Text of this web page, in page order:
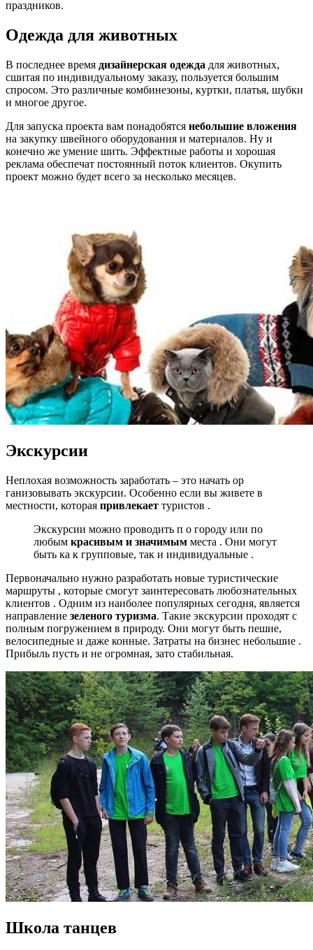
праздников.
Одежда для животных
В последнее время дизайнерская одежда для животных,
сшитая по индивидуальному заказу, пользуется большим
спросом. Это различные комбинезоны, куртки, платья, шубки
и многое другое.
Для запуска проекта вам понадобятся небольшие вложения
на закупку швейного оборудования и материалов. Ну и
конечно же умение шить. Эффектные работы и хорошая
реклама обеспечат постоянный поток клиентов. Окупить
проект можно будет всего за несколько месяцев.
Экскурсии
Неплохая возможность заработать – это начать ор
ганизовывать экскурсии. Особенно если вы живете в
местности, которая привлекает туристов .
Экскурсии можно проводить п о городу или по
любым красивым и значимым места . Они могут
быть ка к групповые, так и индивидуальные .
Первоначально нужно разработать новые туристические
маршруты , которые смогут заинтересовать любознательных
клиентов . Одним из наиболее популярных сегодня, является
направление зеленого туризма. Такие экскурсии проходят с
полным погружением в природу. Они могут быть пешие,
велосипедные и даже конные. Затраты на бизнес небольшие .
Прибыль пусть и не огромная, зато стабильная.
Школа танцев